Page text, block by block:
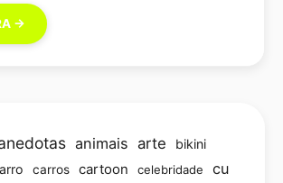
→
animais arte bikini
carros cartoon celebridade cu